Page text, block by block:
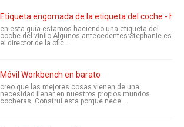
Etiqueta engomada de la etiqueta del coche -
en esta guía estamos haciendo una etiqueta del
coche del vinilo.Algunos antecedentes:Stephanie es
el director de la ofic ...
Móvil Workbench en barato
creo que las mejores cosas vienen de una
necesidad llenar en nuestros propios mundos
cocheras. Construí esta porque nece ...